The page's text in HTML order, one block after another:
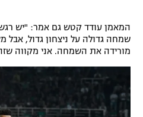
הצטרפות לחבילת הערוצים
לוח דרושים – ג'ובנט
תגיות
המאמן עודד קטש גם אמר: "יש
שמחה גדולה על ניצחון גדול, אבל
מורידה את השמחה. אני מקווה